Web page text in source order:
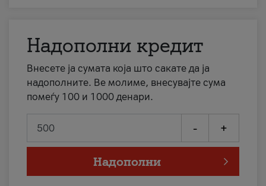
Надополни кредит
Внесете ја сумата која што сакате да ја
надополните. Ве молиме, внесувајте сума
помеѓу 100 и 1000 денари.
- +
Надополни